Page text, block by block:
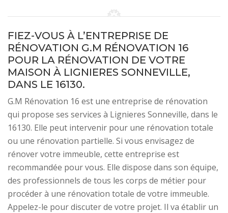
FIEZ-VOUS À L’ENTREPRISE DE
RÉNOVATION G.M RÉNOVATION 16
POUR LA RÉNOVATION DE VOTRE
MAISON À LIGNIERES SONNEVILLE,
DANS LE 16130.
G.M Rénovation 16 est une entreprise de rénovation
qui propose ses services à Lignieres Sonneville, dans le
16130. Elle peut intervenir pour une rénovation totale
ou une rénovation partielle. Si vous envisagez de
rénover votre immeuble, cette entreprise est
recommandée pour vous. Elle dispose dans son équipe,
des professionnels de tous les corps de métier pour
procéder à une rénovation totale de votre immeuble.
Appelez-le pour discuter de votre projet. Il va établir un